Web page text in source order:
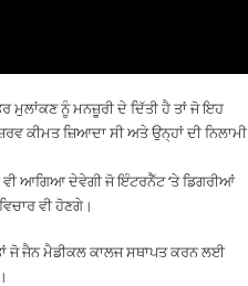
ਮੁਲਾਂਕਣ ਨੂੰ ਮਨਜ਼ੂਰੀ ਦੇ ਦਿੱਤੀ ਹੈ ਤਾਂ ਜੋ ਇਹ
ਕੀਮਤ ਜ਼ਿਆਦਾ ਸੀ ਅਤੇ ਉਨ੍ਹਾਂ ਦੀ ਨਿਲਾਮੀ
ਵੀ ਆਗਿਆ ਦੇਵੇਗੀ ਜੋ ਇੰਟਰਨੈੱਟ ‘ਤੇ ਡਿਗਰੀਆਂ
ਵੀ ਹੋਣਗੇ।
ਜੋ ਜੈਨ ਮੈਡੀਕਲ ਕਾਲਜ ਸਥਾਪਤ ਕਰਨ ਲਈ